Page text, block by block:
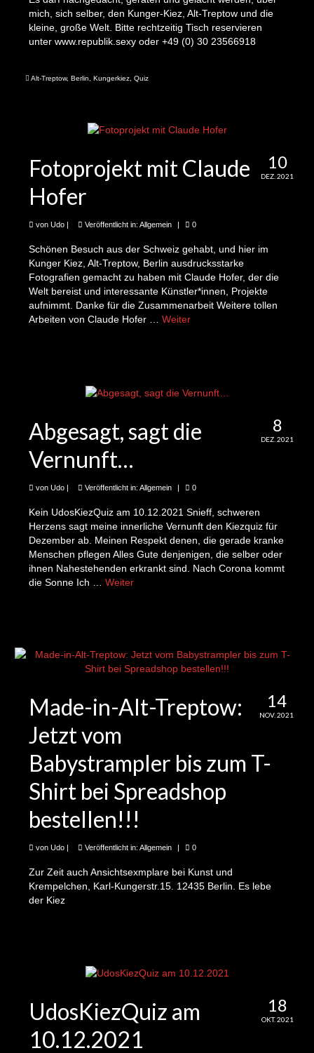
48 Stunden Neukölln: 1000 Bilder geflüchteter
Kinder
Podcast: Kunger-Kiez-Stories
UdosKiezQuiz wieder am 9ten Juni ab 20:00
Uhr in der Bar DaF
Marabu Kiez Quiz
UdosKiezQuiz Donnerstag, den 13.10.22 Bar
Else, Kiefholzstr./Elsenstr., 20-22:30 Uhr
UdosKiezquiz 42
Uhren
Fahrradschmuck
Cartoons
Schauspiel
Shop
1243-5 Minuten Kieznews
Projekt Schattenfänger
5te Folge: Katharina, der Hortgarten und die
Eichhörnchen
6te Folge: Jonas und die Gießmobile
7te Folge: Lotte, Glotzie und ihre/seine
Baumscheibe
8te Folge: Marten und besser als neu
Kunst- und Kulturzentrums
10te Folge: Edda und der Sperrmüllflohmarkt
für die Erde
13te Folge: Diana und der Resi
(Ressourcenladen)
mich, sich selber, den Kunger-Kiez, Alt-Treptow und die
kleine, große Welt. Bitte rechtzeitig Tisch reservieren
unter www.republik.sexy oder +49 (0) 30 23566918
Alt-Treptow, Berlin Kungerkiez Quiz
10
DEZ. 2021
Fotoprojekt mit Claude
Hofer
von Udo Veröffentlicht in: Allgemein 0
Schönen Besuch aus der Schweiz gehabt, und hier im
Kunger Kiez, Alt-Treptow, Berlin ausdrucksstarke
Fotografien gemacht zu haben mit Claude Hofer, der die
Welt bereist und interessante Künstler*innen, Projekte
aufnimmt. Danke für die Zusammenarbeit Weitere tollen
Arbeiten von Claude Hofer … Weiter
8
DEZ. 2021
Abgesagt, sagt die
Vernunft…
von Udo | Veröffentlicht in: Allgemein | 0
Kein UdosKiezQuiz am 10.12.2021 Snieff, schweren
Herzens sagt meine innerliche Vernunft den Kiezquiz für
Dezember ab. Meinen Respekt denen, die gerade kranke
Menschen pflegen Alles Gute denjenigen, die selber oder
ihnen Nahestehenden erkrankt sind. Nach Corona kommt
die Sonne Ich … Weiter
14
NOV. 2021
Made-in-Alt-Treptow:
Jetzt vom
Babystrampler bis zum T-
Shirt bei Spreadshop
bestellen!!!
von Udo | Veröffentlicht in: Allgemein | 0
Zur Zeit auch Ansichtsexmplare bei Kunst und
Krempelchen, Karl-Kungerstr.15. 12435 Berlin. Es lebe
der Kiez
18
OKT. 2021
UdosKiezQuiz am
10.12.2021